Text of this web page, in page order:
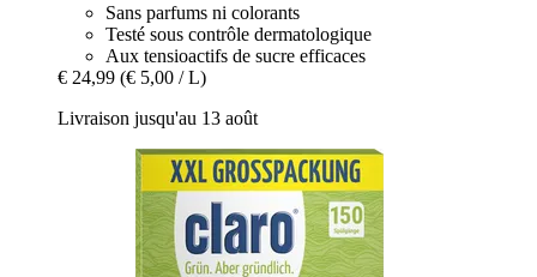
Sans parfums ni colorants
Testé sous contrôle dermatologique
Aux tensioactifs de sucre efficaces
€ 24,99 (€ 5,00 / L)
Livraison jusqu'au 13 août